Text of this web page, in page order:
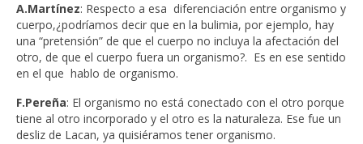
A.Martínez: Respecto a esa diferenciación entre organismo y
cuerpo,¿podríamos decir que en la bulimia, por ejemplo, hay
una “pretensión” de que el cuerpo no incluya la afectación del
otro, de que el cuerpo fuera un organismo?. Es en ese sentido
en el que hablo de organismo.
F.Pereña: El organismo no está conectado con el otro porque
tiene al otro incorporado y el otro es la naturaleza. Ese fue un
desliz de Lacan, ya quisiéramos tener organismo.